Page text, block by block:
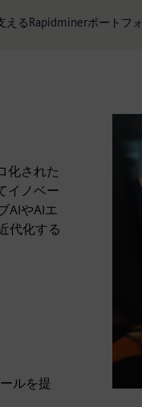
るRapidminerポートフ
化された
イノベー
AIやAIエ
代化する
ルを提